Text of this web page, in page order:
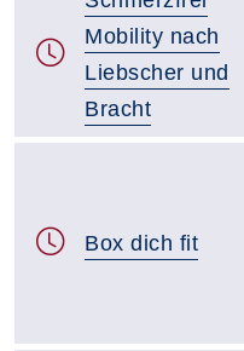
Mobility nach
Liebscher und
Bracht
Box dich fit